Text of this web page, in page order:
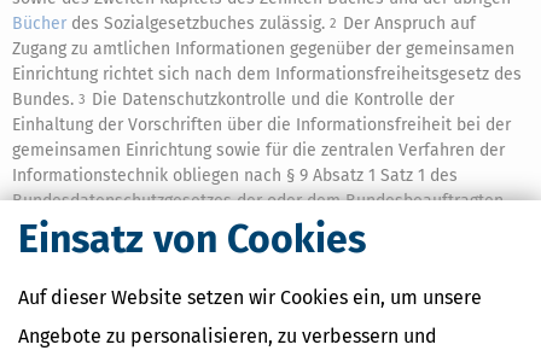
Einsatz von Cookies
Auf dieser Website setzen wir Cookies ein, um unsere
Angebote zu personalisieren, zu verbessern und
Bücher des Sozialgesetzbuches zulässig. 2 Der Anspruch auf
Zugang zu amtlichen Informationen gegenüber der gemeinsamen
Einrichtung richtet sich nach dem Informationsfreiheitsgesetz des
Bundes. 3 Die Datenschutzkontrolle und die Kontrolle der
Einhaltung der Vorschriften über die Informationsfreiheit bei der
gemeinsamen Einrichtung sowie für die zentralen Verfahren der
Informationstechnik obliegen nach § 9 Absatz 1 Satz 1 des
Bundesdatenschutzgesetzes der oder dem Bundesbeauftragten
für den Datenschutz und die Informationsfreiheit.